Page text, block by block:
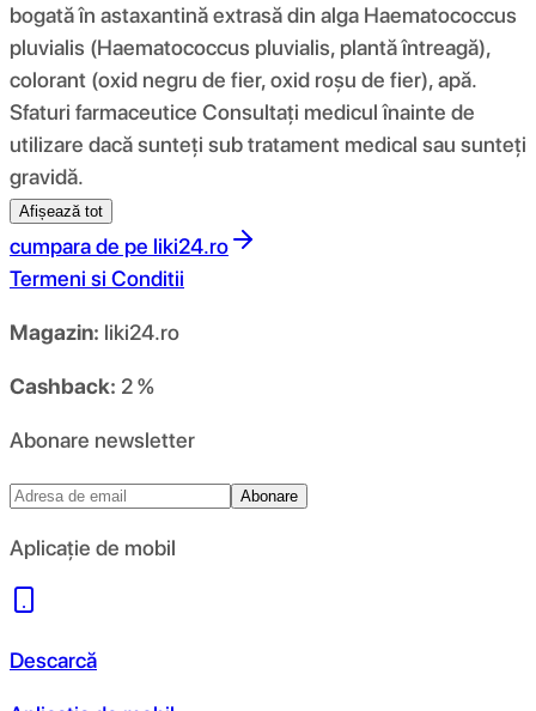
bogată în astaxantină extrasă din alga Haematococcus
pluvialis (Haematococcus pluvialis, plantă întreagă),
colorant (oxid negru de fier, oxid roșu de fier), apă.
Sfaturi farmaceutice Consultați medicul înainte de
utilizare dacă sunteți sub tratament medical sau sunteți
gravidă.
Afișează tot
cumpara de pe liki24.ro
Termeni si Conditii
Magazin: liki24.ro
Cashback: 2 %
Abonare newsletter
Abonare
Aplicație de mobil
Descarcă